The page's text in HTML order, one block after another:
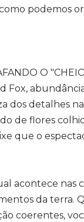
podemos
O
Fox,
dos detalhes
de flores
que o
acontece nas
da terra.
coerentes,